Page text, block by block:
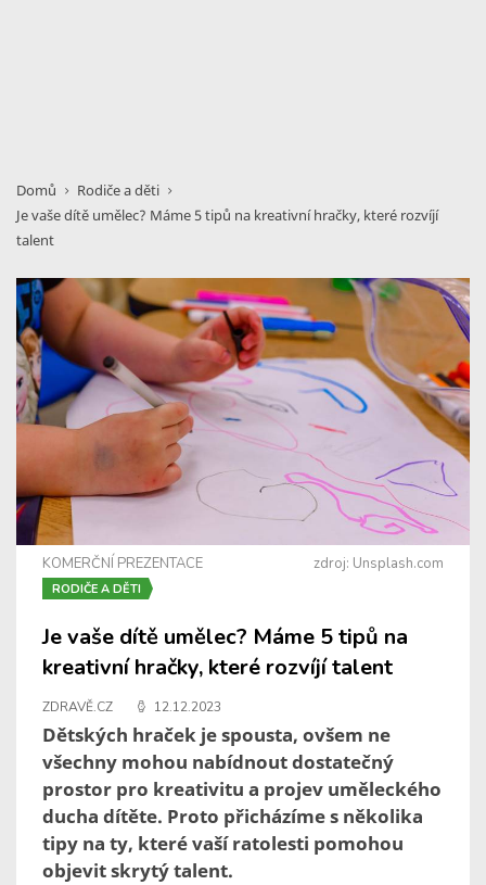
Domů
Rodiče a děti
Je vaše dítě umělec? Máme 5 tipů na kreativní hračky, které rozvíjí
talent
zdroj: Unsplash.com
KOMERČNÍ PREZENTACE
RODIČE A DĚTI
Je vaše dítě umělec? Máme 5 tipů na
kreativní hračky, které rozvíjí talent
ZDRAVĚ.CZ 12.12.2023
Dětských hraček je spousta, ovšem ne
všechny mohou nabídnout dostatečný
prostor pro kreativitu a projev uměleckého
ducha dítěte. Proto přicházíme s několika
tipy na ty, které vaší ratolesti pomohou
objevit skrytý talent.